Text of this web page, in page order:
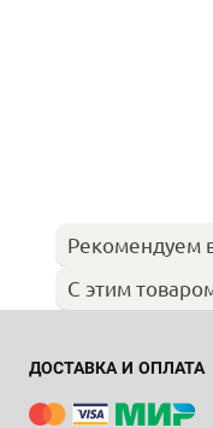
Рекомендуем
С этим
ДОСТАВКА И ОПЛАТА